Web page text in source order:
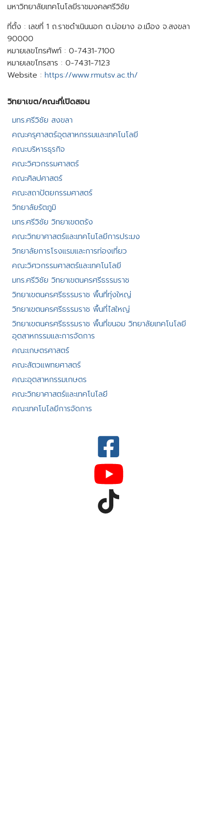
มหาวิทยาลัยเทคโนโลยีราชมงคลศรีวิชัย
ที่ตั้ง : เลขที่ 1 ถ.ราชดำเนินนอก ต.บ่อยาง อ.เมือง จ.สงขลา
90000
หมายเลขโทรศัพท์ : 0-7431-7100
หมายเลขโทรสาร : 0-7431-7123
Website : https://www.rmutsv.ac.th/
วิทยาเขต/คณะที่เปิดสอน​
มทร.ศรีวิชัย สงขลา​
คณะครุศาสตร์อุตสาหกรรมและเทคโนโลยี​
คณะบริหารธุรกิจ​
คณะวิศวกรรมศาสตร์​
คณะศิลปศาสตร์​
คณะสถาปัตยกรรมศาสตร์
วิทยาลัยรัตภูมิ​
มทร.ศรีวิชัย วิทยาเขตตรัง
คณะวิทยาศาสตร์และเทคโนโลยีการประมง
วิทยาลัยการโรงแรมและการท่องเที่ยว
คณะวิศวกรรมศาสตร์และเทคโนโลยี
มทร.ศรีวิชัย วิทยาเขตนครศรีธรรมราช
วิทยาเขตนครศรีธรรมราช พื้นที่ทุ่งใหญ่
วิทยาเขตนครศรีธรรมราช พื้นที่ไสใหญ่
วิทยาเขตนครศรีธรรมราช พื้นที่ขนอม วิทยาลัยเทคโนโลยี
อุตสาหกรรมและการจัดการ
คณะเกษตรศาสตร์
คณะสัตวแพทยศาสตร์
คณะอุตสาหกรรมเกษตร
คณะวิทยาศาสตร์และเทคโนโลยี
คณะเทคโนโลยีการจัดการ